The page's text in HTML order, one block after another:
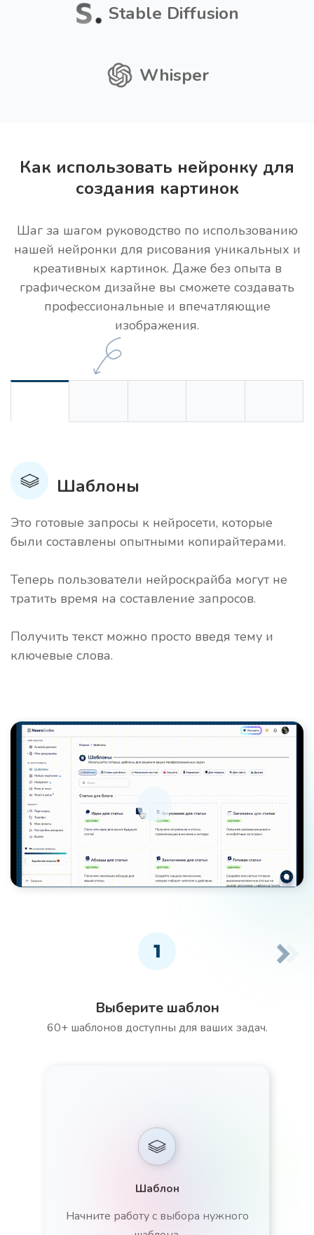
Stable Diffusion
Whisper
Как использовать нейронку для
создания картинок
Шаг за шагом руководство по использованию
нашей нейронки для рисования уникальных и
креативных картинок. Даже без опыта в
графическом дизайне вы сможете создавать
профессиональные и впечатляющие
изображения.
Шаблоны
Это готовые запросы к нейросети, которые
были составлены опытными копирайтерами.
Теперь пользователи нейроскрайба могут не
тратить время на составление запросов.
Получить текст можно просто введя тему и
ключевые слова.
1
Выберите шаблон
60+ шаблонов доступны для ваших задач.
Шаблон
Начните работу с выбора нужного